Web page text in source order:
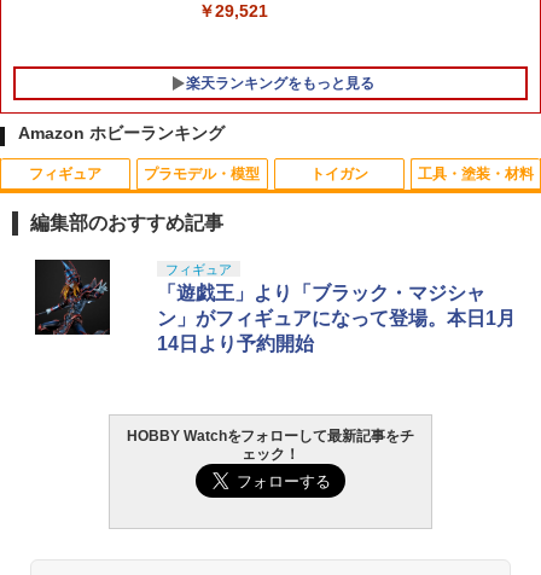
￥29,521
楽天ランキングをもっと見る
1
【外装の磨きやプラスティック、ゴムパ
ーツの潤滑】 東京マルイ シリコンメン
テナンススプレー 70ml★電動ガン・ガ
￥528
京マルイ MARUI 長距離 ロングレンジ 強
ホップ 巨大 ホップ力低下対策 HOPUP
カスタム
1
ミニドローン専用充電器 充電ケーブル1
本
￥799
おふろDEミニカー 成田エクスプレスお
Amazon ホビーランキング
フィギュア
TAMASHII NATIONS S.H.フィギュアー
ツ（真骨彫製法） 仮面ライダーBLACK
RX 約150mm PVC&ABS&布製 塗装済み
可動フィギュア
タカラトミー(TAKARA TOMY) T-SPAR
K トランスフォーマー ニューレジェンズ
プラモデル・模型
BANDAI SPIRITS(バンダイ スピリッツ)
30MS SIS-J00 メルンジャ[カラーA] 色
分け済みプラモデル
￥4,200
BANDAI SPIRITS(バンダイ スピリッツ)
機動警察パトレイバー EZY RG 1/48 AV-
98Plus (イングラム・プラス) 色分け済
トイガン
東京マルイ (TOKYO MARUI) ガスブロー
バックマシンガン No.14 20式 5.56mm
小銃 18歳以上 ガスブローバック
￥196,900
東京マルイ(TOKYO MARUI) No.25 コル
ト ガバメント HG 18歳以上エアーHOP
ハンドガン
￥3,384
工具・塗装・材料
LOCTITE(ロックタイト) シールはがし
プレミアム 220ml
￥962
GSIクレオス Mr.トップコート 水性プレ
ミアムトップコートスプレー 光沢 88ml
ホビー用仕上材 B601
￥748
編集部のおすすめ記事
フィギュア
「遊戯王」より「ブラック・マジシャ
ン」がフィギュアになって登場。本日1月
14日より予約開始
HOBBY Watchをフォローして最新記事をチ
ェック！